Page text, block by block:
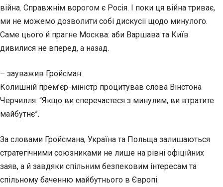
війна. Справжнім ворогом є Росія. І поки ця війна триває,
ми не можемо дозволити собі дискусії щодо минулого.
Саме цього й прагне Москва: аби Варшава та Київ
дивилися не вперед, а назад.
– зауважив Гройсман.
Колишній прем’єр-міністр процитував слова Вінстона
Черчилля: “Якщо ви сперечаєтеся з минулим, ви втратите
майбутнє”.
За словами Гройсмана, Україна та Польща залишаються
стратегічними союзниками не лише на рівні офіційних
заяв, а й завдяки спільним безпековим інтересам та
спільному баченню майбутнього в Європі.